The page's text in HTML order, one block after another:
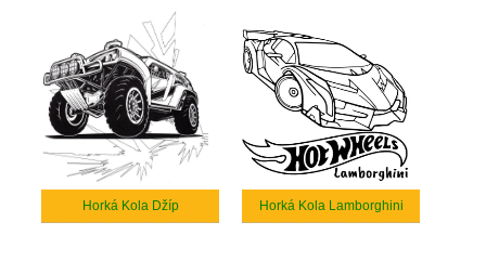
Horká Kola Džíp Horká Kola Lamborghini